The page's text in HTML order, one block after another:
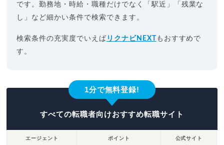
です。勤務地・時給・職種だけでなく「駅近」「残業な
し」など細かい条件で検索できます。
検索条件の充実度でいえば リクナビNEXT もおすすめで
す。
1分で無料登録!
すべての転職者向けおすすめ転職サイト
エージェント ポイント 公式サイト